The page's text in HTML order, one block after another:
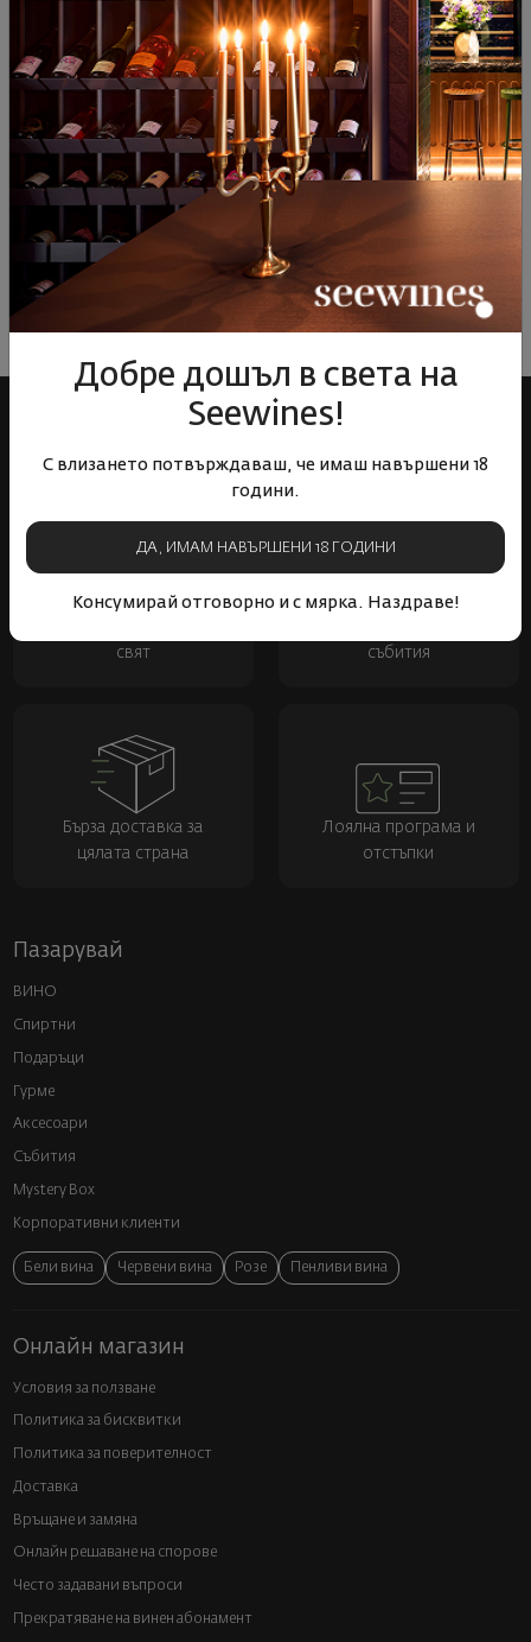
Виж подобни продукти Виж подобни продукти Виж
ОТЗИВИ И ОЦЕНКИ
Все още няма ревюта на този продукт
Напишете първото ревю
ОСТАВЕТЕ ВАШЕТО МНЕНИЕ
Добре дошъл в света на
Seewines!
С влизането потвърждаваш, че имаш навършени 18
години.
ДА, ИМАМ НАВЪРШЕНИ 18 ГОДИНИ
Консумирай отговорно и с мярка. Наздраве!
свят
събития
Бърза доставка за
цялата страна
Лоялна програма и
отстъпки
Пазарувай
ВИНО
Спиртни
Подаръци
Гурме
Аксесоари
Събития
Mystery Box
Корпоративни клиенти
Бели вина Червени вина Розе Пенливи вина
Онлайн магазин
Условия за ползване
Политика за бисквитки
Политика за поверителност
Доставка
Връщане и замяна
Онлайн решаване на спорове
Често задавани въпроси
Прекратяване на винен абонамент